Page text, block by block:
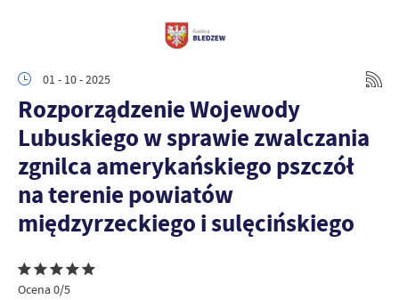
01 - 10 - 2025
Rozporządzenie Wojewody
Lubuskiego w sprawie zwalczania
zgnilca amerykańskiego pszczół
na terenie powiatów
międzyrzeckiego i sulęcińskiego
Ocena 0/5